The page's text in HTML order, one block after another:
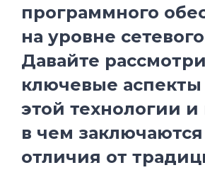
программного
на уровне
Давайте
ключевые
этой технологии
в чем
отличия от